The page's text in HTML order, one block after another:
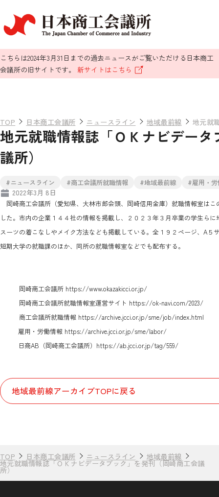
こちらは2024年3月31日までの過去ニュースがご覧いただける日本商工
会議所の旧サイトです。 新サイトはこちら
TOP 日本商工会議所 ニュースライン 地域最前線 地元就
地元就職情報誌「ＯＫナビデー
議所）
#ニュースライン #商工会議所就職情報 #地域最前線 #雇用・労
2022年3月 8日
岡崎商工会議所（愛知県、大林市郎会頭、岡崎信用金庫）就職情報室は
した。市内の企業１４４社の情報を掲載し、２０２３年３月卒業の学生ら
スーツの着こなしやメイク方法なども掲載している。全１９２ページ、A
短期大学の就職課のほか、同所の就職情報室などでも配布する。
岡崎商工会議所 https://www.okazakicci.or.jp/
岡崎商工会議所就職情報室運営サイト https://ok-navi.com/2023/
商工会議所就職情報 https://archive.jcci.or.jp/sme/job/index.html
雇用・労働情報 https://archive.jcci.or.jp/sme/labor/
日商AB（岡崎商工会議所） https://ab.jcci.or.jp/tag/559/
地域最前線アーカイブTOPに戻る
TOP 日本商工会議所 ニュースライン 地域最前線
地元就職情報誌「ＯＫナビデータブック」を発刊（岡崎商工会議
所）